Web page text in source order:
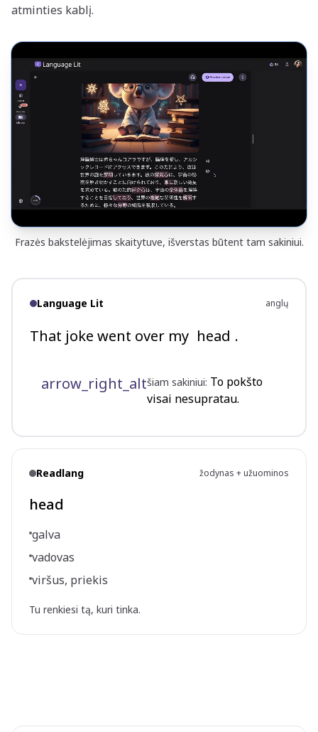
atminties kablį.
Frazės bakstelėjimas skaitytuve, išverstas būtent tam sakiniui.
Language Lit anglų
That joke went over my head .
arrow_right_altšiam sakiniui: To pokšto
visai nesupratau.
Readlang žodynas + užuominos
head
galva
vadovas
viršus, priekis
Tu renkiesi tą, kuri tinka.